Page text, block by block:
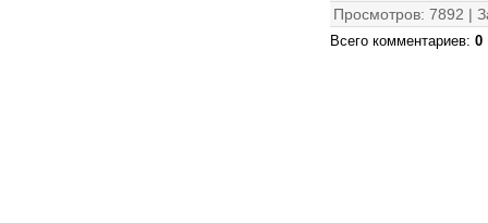
Просмотров: 7892 |
Всего комментариев: 0